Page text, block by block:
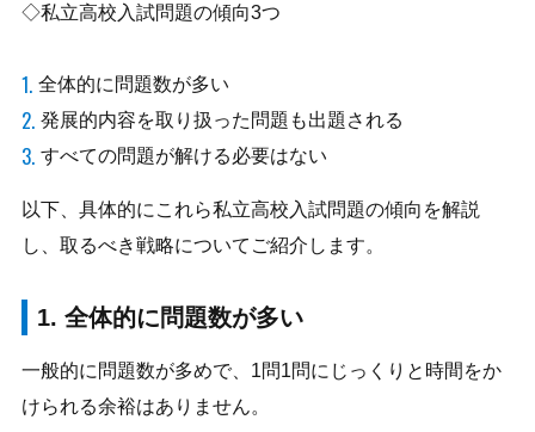
◇私立高校入試問題の傾向3つ
全体的に問題数が多い
発展的内容を取り扱った問題も出題される
すべての問題が解ける必要はない
以下、具体的にこれら私立高校入試問題の傾向を解説
し、取るべき戦略についてご紹介します。
1. 全体的に問題数が多い
一般的に問題数が多めで、1問1問にじっくりと時間をか
けられる余裕はありません。